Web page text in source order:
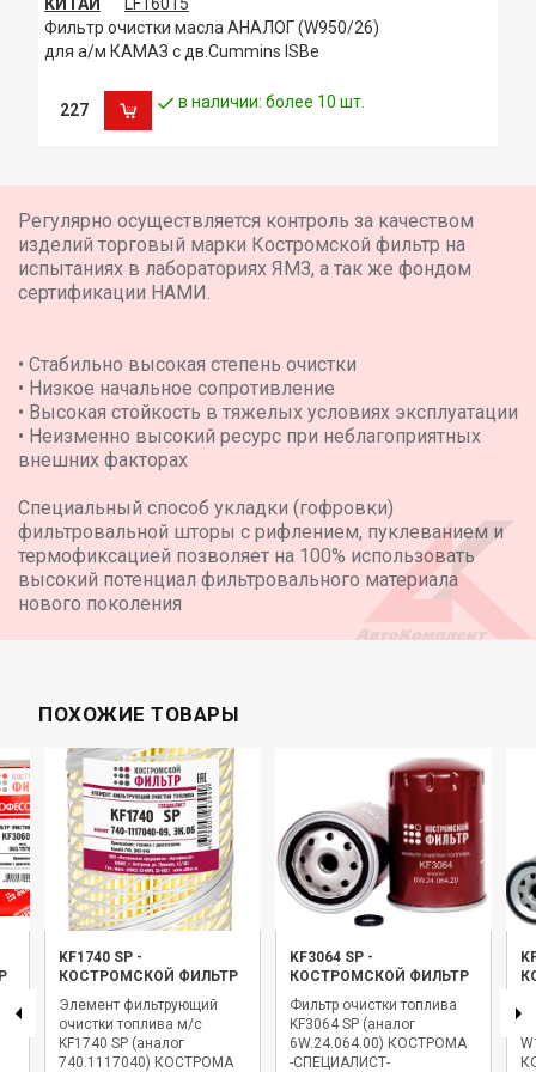
Фильтр очистки масла АНАЛОГ (W950/26)
для а/м КАМАЗ с дв.Cummins ISBe
227 в наличии: более 10 шт.
Регулярно осуществляется контроль за качеством
изделий торговый марки Костромской фильтр на
испытаниях в лабораториях ЯМЗ, а так же фондом
сертификации НАМИ.
• Стабильно высокая степень очистки
• Низкое начальное сопротивление
• Высокая стойкость в тяжелых условиях эксплуатации
• Неизменно высокий ресурс при неблагоприятных
внешних факторах
Специальный способ укладки (гофровки)
фильтровальной шторы с рифлением, пуклеванием и
термофиксацией позволяет на 100% использовать
высокий потенциал фильтровального материала
нового поколения
ПОХОЖИЕ ТОВАРЫ
KF1740 SP -
КОСТРОМСКОЙ ФИЛЬТР
Элемент фильтрующий
очистки топлива м/с
KF1740 SP (аналог
740.1117040) КОСТРОМА
KF3064 SP -
КОСТРОМСКОЙ ФИЛЬТР
Фильтр очистки топлива
KF3064 SP (аналог
6W.24.064.00) КОСТРОМА
-СПЕЦИАЛИСТ-